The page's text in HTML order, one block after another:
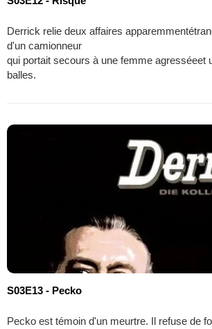
Derrick relie deux affaires
d'un camionneur
qui portait secours à une femme agresséeet
balles.
S03E13 - Pecko
Pecko est témoin d'un meurtre. Il refuse de